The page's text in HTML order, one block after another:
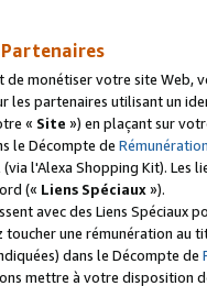
monétiser votre site Web,
les partenaires utilisant un
« Site ») en plaçant sur
le Décompte de
l'Alexa Shopping Kit).
(« Liens Spéciaux»).
avec des Liens Spéciaux
une rémunération
dans le Décompte de
mettre à votre disposition